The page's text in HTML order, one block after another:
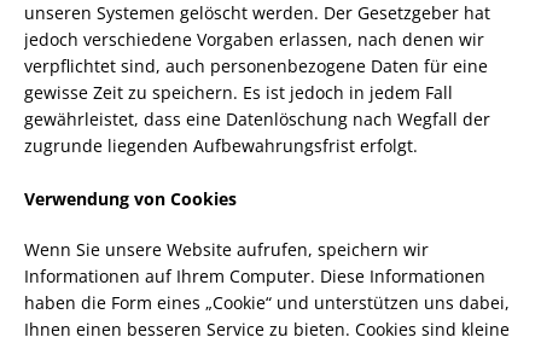
unseren Systemen gelöscht werden. Der Gesetzgeber hat
jedoch verschiedene Vorgaben erlassen, nach denen wir
verpflichtet sind, auch personenbezogene Daten für eine
gewisse Zeit zu speichern. Es ist jedoch in jedem Fall
gewährleistet, dass eine Datenlöschung nach Wegfall der
zugrunde liegenden Aufbewahrungsfrist erfolgt.
Verwendung von Cookies
Wenn Sie unsere Website aufrufen, speichern wir
Informationen auf Ihrem Computer. Diese Informationen
haben die Form eines „Cookie“ und unterstützen uns dabei,
Ihnen einen besseren Service zu bieten. Cookies sind kleine